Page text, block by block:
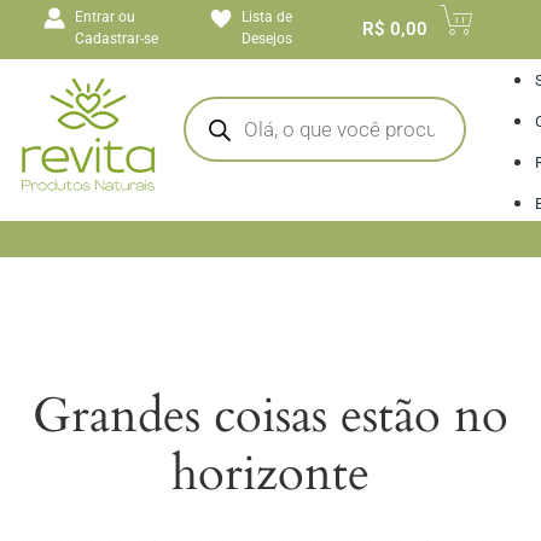
conteúdoEntrar ou
Cadastrar-se
Lista de
Desejos
R$ 0,00
Grandes coisas estão no
horizonte